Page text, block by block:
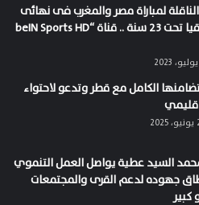
الناقلة لمباراة مصر والمغرب فى نهائى
بطولة أفريقيا تحت 23 سنة .. قناة “beIN Sports HD
الكامل مع قطر وتدعو لاحتواء
السيد عطية يواصل العمل التنموي
جهوده لدعم القرى والمجتمعات
كبير